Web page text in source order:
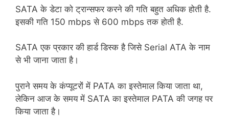
SATA के डेटा को ट्रान्सफर करने की गति बहुत अधिक होती है.
इसकी गति 150 mbps से 600 mbps तक होती है.
SATA एक प्रकार की हार्ड डिस्क है जिसे Serial ATA के नाम
से भी जाना जाता है।
पुराने समय के कंप्यूटरों में PATA का इस्तेमाल किया जाता था,
लेकिन आज के समय में SATA का इस्तेमाल PATA की जगह पर
किया जाता है।